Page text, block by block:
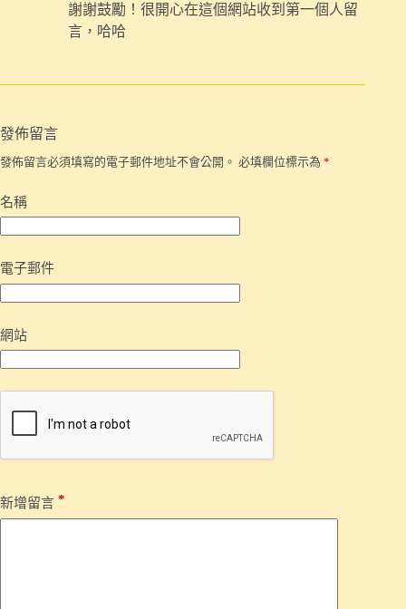
謝謝鼓勵！很開心在這個網站收到第一個人留
言，哈哈
發佈留言
發佈留言必須填寫的電子郵件地址不會公開。 必填欄位標示為 *
名稱
電子郵件
網站
新增留言 *